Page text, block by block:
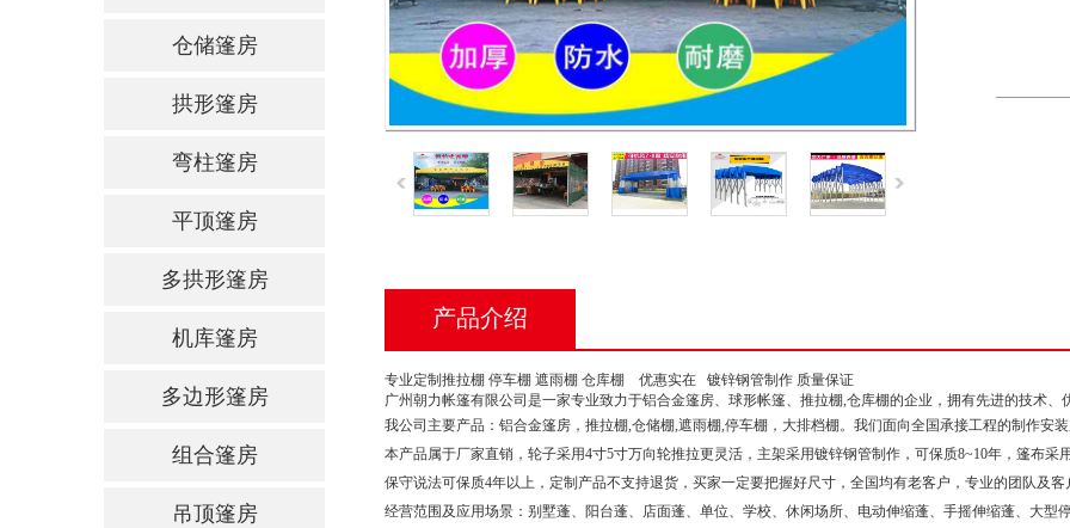
仓储篷房
拱形篷房
弯柱篷房
平顶篷房
多拱形篷房
机库篷房
多边形篷房
组合篷房
吊顶篷房
产品介绍
专业定制推拉棚 停车棚 遮雨棚 仓库棚 优惠实在 镀锌钢管制作 质量保证
广州朝力帐篷有限公司是一家专业致力于铝合金篷房、球形帐篷、推拉棚,仓库棚的企业，拥有先进的技术、
我公司主要产品：铝合金篷房，推拉棚,仓储棚,遮雨棚,停车棚，大排档棚。我们面向全国承接工程的制作安
本产品属于厂家直销，轮子采用4寸5寸万向轮推拉更灵活，主架采用镀锌钢管制作，可保质8~10年，篷布采
保守说法可保质4年以上，定制产品不支持退货，买家一定要把握好尺寸，全国均有老客户，专业的团队及
经营范围及应用场景：别墅蓬、阳台蓬、店面蓬、单位、学校、休闲场所、电动伸缩蓬、手摇伸缩蓬、大型